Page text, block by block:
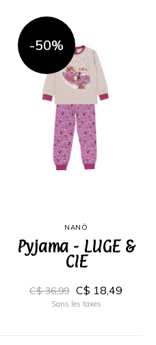
-50%
NANÖ
Pyjama - LUGE &
CIE
C$ 36,99 C$ 18,49
Sans les taxes